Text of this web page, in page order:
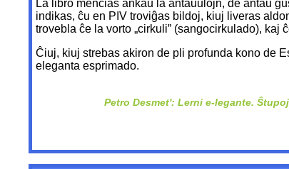
La libro mencias ankaŭ la antaŭulojn, de antaŭ
indikas, ĉu en PIV troviĝas bildoj, kiuj liveras
trovebla ĉe la vorto „cirkuli” (sangocirkulado),
Ĉiuj, kiuj strebas akiron de pli profunda kono de
eleganta esprimado.
Petro Desmet': Lerni e-legante.